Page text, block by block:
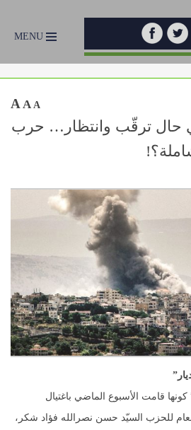
MENU
A A A
حال ترقّب وانتظار… حرب
قامت الأسبوع الماضي باغتيال
للحزب السيّد حسن نصرالله فؤاد شكر،